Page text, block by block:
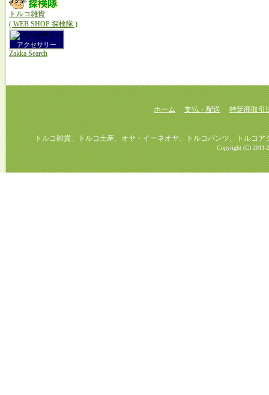
トルコ雑貨
( WEB SHOP 探検隊 )
アクセサリー
Zakka Search
ホーム 支払・配送 特定商取引
トルコ雑貨、トルコ土産、オヤ・イーネオヤ、トルコパンツ、トルコアク
Copyright (C) 2011-